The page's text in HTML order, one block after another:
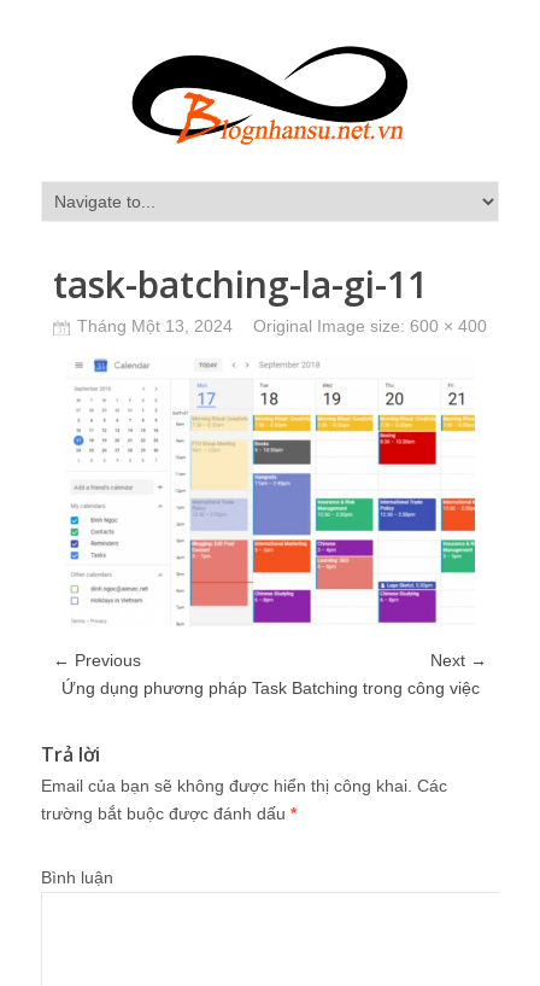
task-batching-la-gi-11
Tháng Một 13, 2024 Original Image size: 600 × 400
← Previous
Next →
Ứng dụng phương pháp Task Batching trong công việc
Trả lời
Email của bạn sẽ không được hiển thị công khai. Các
trường bắt buộc được đánh dấu *
Bình luận